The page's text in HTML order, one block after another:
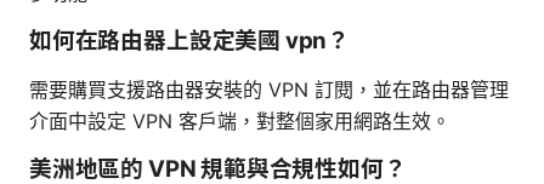
如何在路由器上設定美國 vpn？
需要購買支援路由器安裝的 VPN 訂閱，並在路由器管理
介面中設定 VPN 客戶端，對整個家用網路生效。
美洲地區的 VPN 規範與合規性如何？